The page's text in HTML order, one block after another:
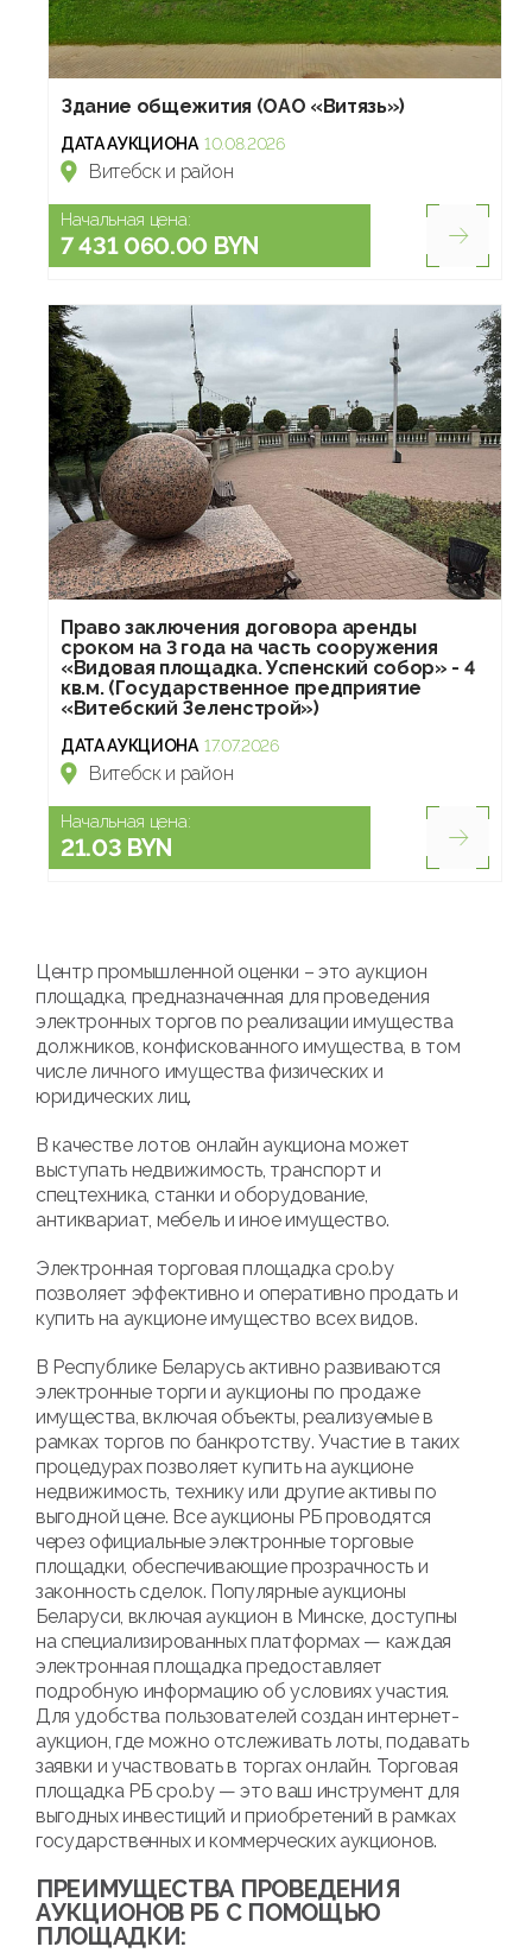
Здание общежития (ОАО «Витязь»)
ДАТА АУКЦИОНА 10.08.2026
Витебск и район
Начальная цена:
7 431 060.00 BYN
Право заключения договора аренды
сроком на 3 года на часть сооружения
«Видовая площадка. Успенский собор» - 4
кв.м. (Государственное предприятие
«Витебский Зеленстрой»)
ДАТА АУКЦИОНА 17.07.2026
Витебск и район
Начальная цена:
21.03 BYN
Центр промышленной оценки – это аукцион
площадка, предназначенная для проведения
электронных торгов по реализации имущества
должников, конфискованного имущества, в том
числе личного имущества физических и
юридических лиц.
В качестве лотов онлайн аукциона может
выступать недвижимость, транспорт и
спецтехника, станки и оборудование,
антиквариат, мебель и иное имущество.
Электронная торговая площадка cpo.by
позволяет эффективно и оперативно продать и
купить на аукционе имущество всех видов.
В Республике Беларусь активно развиваются
электронные торги и аукционы по продаже
имущества, включая объекты, реализуемые в
рамках торгов по банкротству. Участие в таких
процедурах позволяет купить на аукционе
недвижимость, технику или другие активы по
выгодной цене. Все аукционы РБ проводятся
через официальные электронные торговые
площадки, обеспечивающие прозрачность и
законность сделок. Популярные аукционы
Беларуси, включая аукцион в Минске, доступны
на специализированных платформах — каждая
электронная площадка предоставляет
подробную информацию об условиях участия.
Для удобства пользователей создан интернет-
аукцион, где можно отслеживать лоты, подавать
заявки и участвовать в торгах онлайн. Торговая
площадка РБ cpo.by — это ваш инструмент для
выгодных инвестиций и приобретений в рамках
государственных и коммерческих аукционов.
ПРЕИМУЩЕСТВА ПРОВЕДЕНИЯ
АУКЦИОНОВ РБ С ПОМОЩЬЮ
ПЛОЩАДКИ: